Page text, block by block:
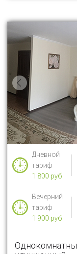
Дневной
тариф
1 800 руб
Вечерний
тариф
1 900 руб